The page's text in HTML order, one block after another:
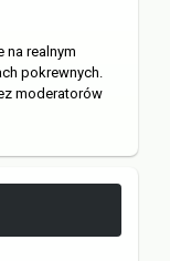
realnym
pokrewnych.
moderatorów